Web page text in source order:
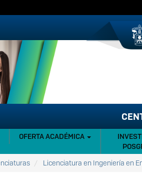
OFERTA ACADÉMICA
Licenciatura en Ingeniería en